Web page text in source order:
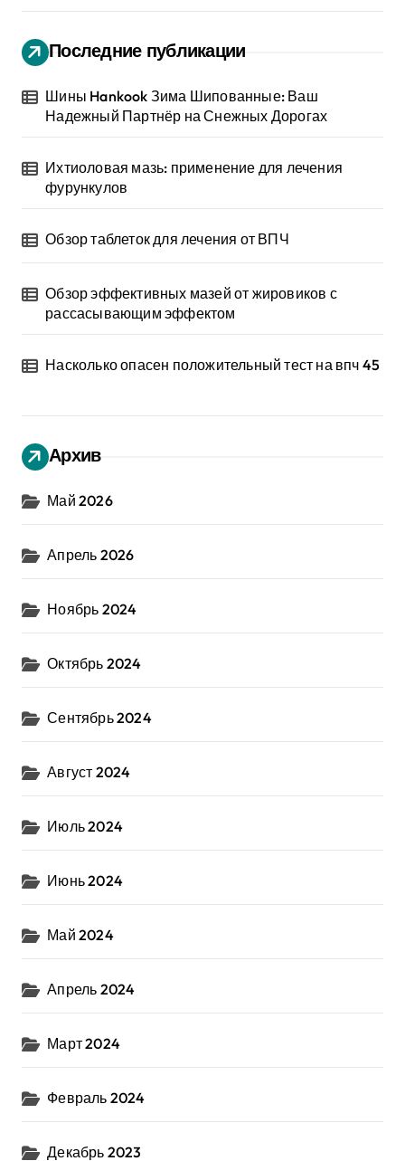
Последние публикации
Шины Hankook Зима Шипованные: Ваш
Надежный Партнёр на Снежных Дорогах
Ихтиоловая мазь: применение для лечения
фурункулов
Обзор таблеток для лечения от ВПЧ
Обзор эффективных мазей от жировиков с
рассасывающим эффектом
Насколько опасен положительный тест на впч 45
Архив
Май 2026
Апрель 2026
Ноябрь 2024
Октябрь 2024
Сентябрь 2024
Август 2024
Июль 2024
Июнь 2024
Май 2024
Апрель 2024
Март 2024
Февраль 2024
Декабрь 2023